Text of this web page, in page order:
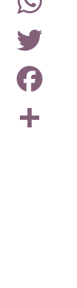
Share
Facebook
Twitter